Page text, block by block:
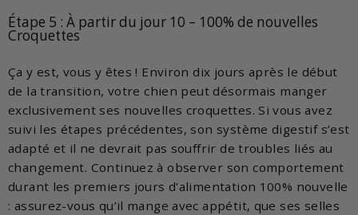
Étape 5 : À partir du jour 10 – 100% de nouvelles
Croquettes
Ça y est, vous y êtes ! Environ dix jours après le début
de la transition, votre chien peut désormais manger
exclusivement ses nouvelles croquettes. Si vous avez
suivi les étapes précédentes, son système digestif s’est
adapté et il ne devrait pas souffrir de troubles liés au
changement. Continuez à observer son comportement
durant les premiers jours d’alimentation 100% nouvelle
: assurez-vous qu’il mange avec appétit, que ses selles